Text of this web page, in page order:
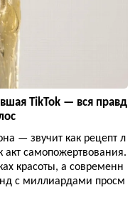
TikTok — вся правд
— звучит как рецепт л
самопожертвования.
красоты, а современн
с миллиардами просм